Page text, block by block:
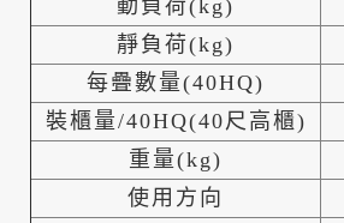
動負荷(kg)
靜負荷(kg)
每疊數量(40HQ)
裝櫃量/40HQ(40尺高櫃)
重量(kg)
使用方向